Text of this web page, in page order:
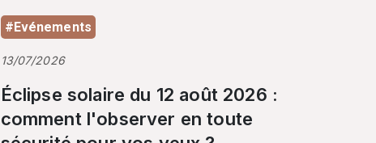
#Evénements
13/07/2026
Éclipse solaire du 12 août 2026 :
comment l'observer en toute